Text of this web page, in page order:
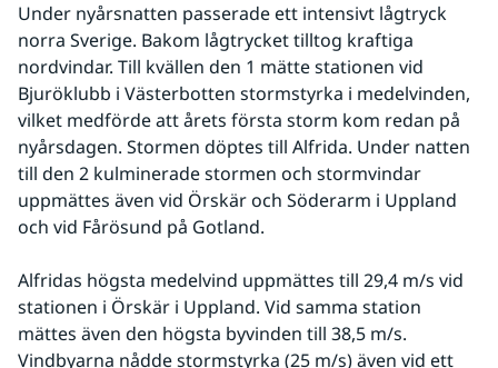
Under nyårsnatten passerade ett intensivt lågtryck
norra Sverige. Bakom lågtrycket tilltog kraftiga
nordvindar. Till kvällen den 1 mätte stationen vid
Bjuröklubb i Västerbotten stormstyrka i medelvinden,
vilket medförde att årets första storm kom redan på
nyårsdagen. Stormen döptes till Alfrida. Under natten
till den 2 kulminerade stormen och stormvindar
uppmättes även vid Örskär och Söderarm i Uppland
och vid Fårösund på Gotland.
Alfridas högsta medelvind uppmättes till 29,4 m/s vid
stationen i Örskär i Uppland. Vid samma station
mättes även den högsta byvinden till 38,5 m/s.
Vindbyarna nådde stormstyrka (25 m/s) även vid ett